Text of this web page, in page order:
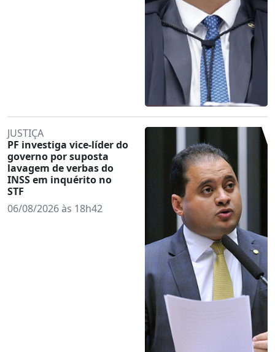
JUSTIÇA
PF investiga vice-líder do
governo por suposta
lavagem de verbas do
INSS em inquérito no
STF
06/08/2026 às 18h42